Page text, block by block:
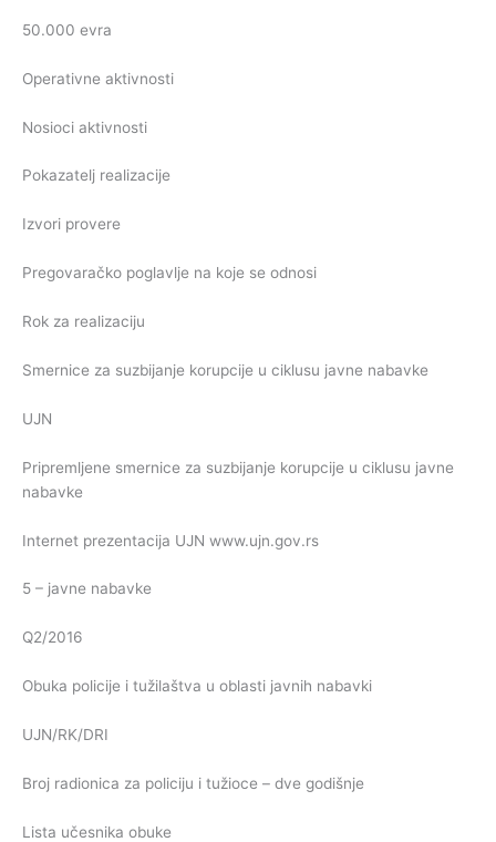
50.000 evra
Operativne aktivnosti
Nosioci aktivnosti
Pokazatelj realizacije
Izvori provere
Pregovaračko poglavlje na koje se odnosi
Rok za realizaciju
Smernice za suzbijanje korupcije u ciklusu javne nabavke
UJN
Pripremljene smernice za suzbijanje korupcije u ciklusu javne
nabavke
Internet prezentacija UJN www.ujn.gov.rs
5 – javne nabavke
Q2/2016
Obuka policije i tužilaštva u oblasti javnih nabavki
UJN/RK/DRI
Broj radionica za policiju i tužioce – dve godišnje
Lista učesnika obuke